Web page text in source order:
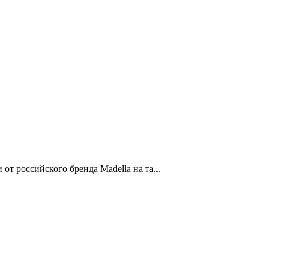
российского бренда Madella на та...